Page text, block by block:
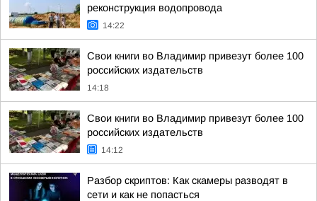
реконструкция водопровода
14:22
Свои книги во Владимир привезут более 100
российских издательств
14:18
Свои книги во Владимир привезут более 100
российских издательств
14:12
Разбор скриптов: Как скамеры разводят в
сети и как не попасться